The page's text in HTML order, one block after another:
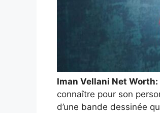
Iman Vellani Net Worth:
connaître pour son
d’une bande dessinée